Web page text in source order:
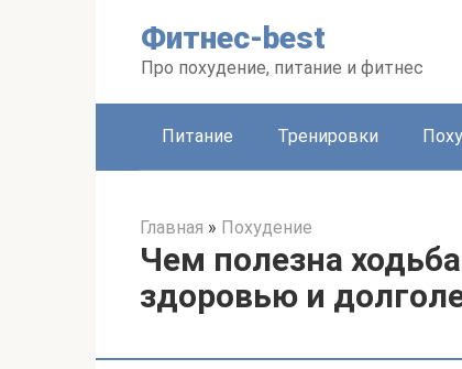
Фитнес-best
Про похудение, питание и фитнес
Питание Тренировки
Главная » Похудение
Чем полезна
здоровью и